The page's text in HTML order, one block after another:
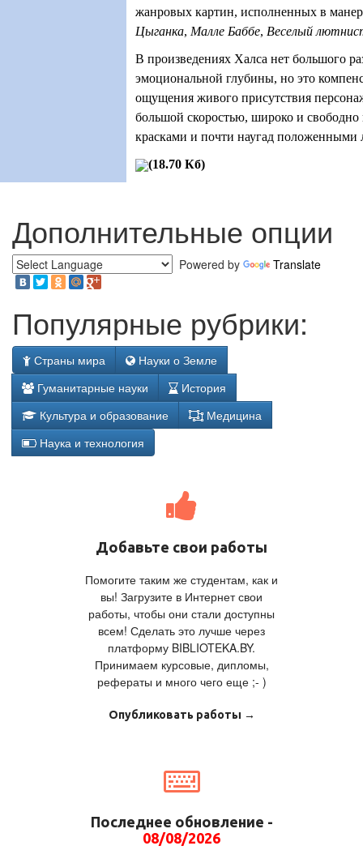
жанровых картин, исполненных в
Цыганка, Малле Баббе, Веселый
В произведениях Халса нет большого
эмоциональной глубины, но это
ощущения живого присутствия
большой скоростью, широко и свободно
красками и почти наугад положенными
(18.70 Кб)
Дополнительные опции
Powered by Translate
Популярные рубрики:
Страны мира
Науки о Земле
Гуманитарные науки
История
Культура и образование
Медицина
Наука и технология
Добавьте свои работы
Помогите таким же студентам, как и
вы! Загрузите в Интернет свои
работы, чтобы они стали доступны
всем! Сделать это лучше через
платформу BIBLIOTEKA.BY.
Принимаем курсовые, дипломы,
рефераты и много чего еще ;- )
Опубликовать работы →
Последнее обновление -
08/08/2026